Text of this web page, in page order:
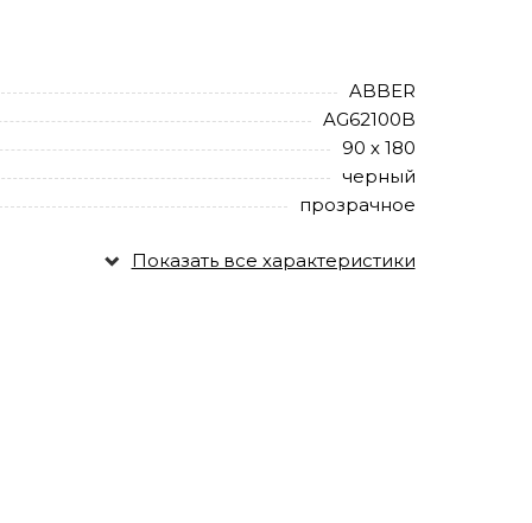
ABBER
AG62100B
90 х 180
черный
прозрачное
Показать все характеристики